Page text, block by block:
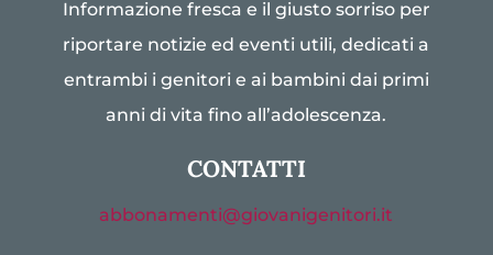
Informazione fresca e il giusto sorriso per
riportare notizie ed eventi utili, dedicati a
entrambi i genitori e ai bambini dai primi
anni di vita fino all’adolescenza.
CONTATTI
abbonamenti@giovanigenitori.it